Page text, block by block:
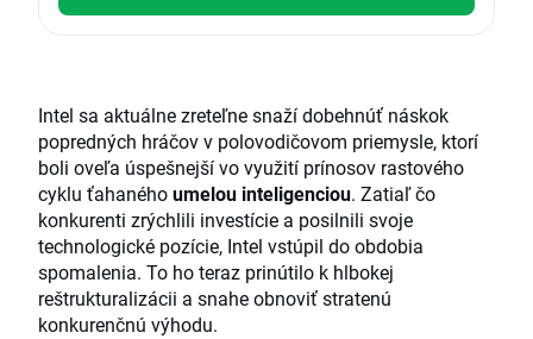
Intel sa aktuálne zreteľne snaží dobehnúť náskok
popredných hráčov v polovodičovom priemysle, ktorí
boli oveľa úspešnejší vo využití prínosov rastového
cyklu ťahanéhoumelou inteligenciou. Zatiaľ čo
konkurenti zrýchlili investície a posilnili svoje
technologické pozície, Intel vstúpil do obdobia
spomalenia. To ho teraz prinútilo k hlbokej
reštrukturalizácii a snahe obnoviť stratenú
konkurenčnú výhodu.